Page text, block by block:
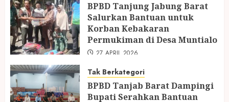
BPBD Tanjung Jabung Barat
Salurkan Bantuan untuk
Korban Kebakaran
Permukiman di Desa Muntialo
27 APRIL 2026
Tak Berkategori
BPBD Tanjab Barat Dampingi
Bupati Serahkan Bantuan